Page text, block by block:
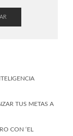
TUS METAS A
CON ‘EL